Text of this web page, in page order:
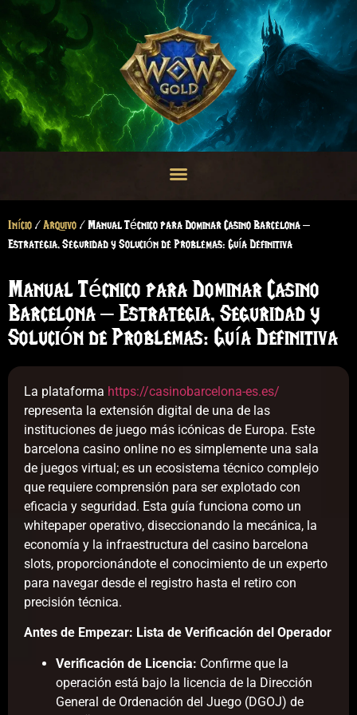
Início /Arquivo / Manual Técnico para Dominar Casino Barcelona –
Estrategia, Seguridad y Solución de Problemas: Guía Definitiva
Manual Técnico para Dominar Casino
Barcelona – Estrategia, Seguridad y
Solución de Problemas: Guía Definitiva
La plataforma https://casinobarcelona-es.es/
representa la extensión digital de una de las
instituciones de juego más icónicas de Europa. Este
barcelona casino online no es simplemente una sala
de juegos virtual; es un ecosistema técnico complejo
que requiere comprensión para ser explotado con
eficacia y seguridad. Esta guía funciona como un
whitepaper operativo, diseccionando la mecánica, la
economía y la infraestructura del casino barcelona
slots, proporcionándote el conocimiento de un experto
para navegar desde el registro hasta el retiro con
precisión técnica.
Antes de Empezar: Lista de Verificación del Operador
Verificación de Licencia: Confirme que la
operación está bajo la licencia de la Dirección
General de Ordenación del Juego (DGOJ) de